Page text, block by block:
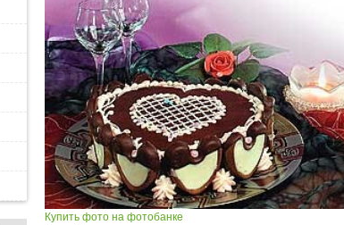
Купить фото на фотобанке